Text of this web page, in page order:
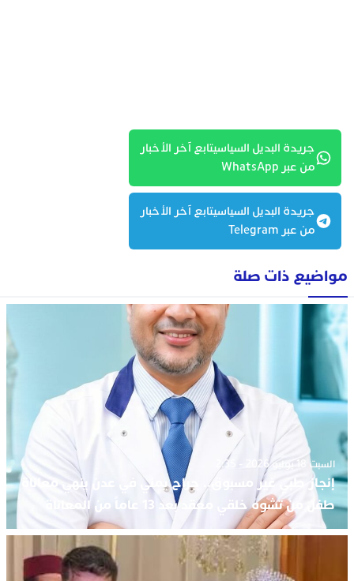
جريدة البديل السياسيتابع آخر الأخبار
من عبر WhatsApp
جريدة البديل السياسيتابع آخر الأخبار
من عبر Telegram
مواضيع ذات صلة
السبت 18 يوليو 2026 - 2:35
إنجاز طبي غير مسبوق.. جراح يمني في عدن ينهي معاناة
طفل من تشوه خلقي معقد بعد 13 عاماً من المعاناة